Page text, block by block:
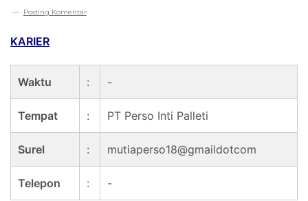
Posting Komentar
KARIER
Waktu : -
Tempat : PT Perso Inti Palleti
Surel : mutiaperso18@gmaildotcom
Telepon : -